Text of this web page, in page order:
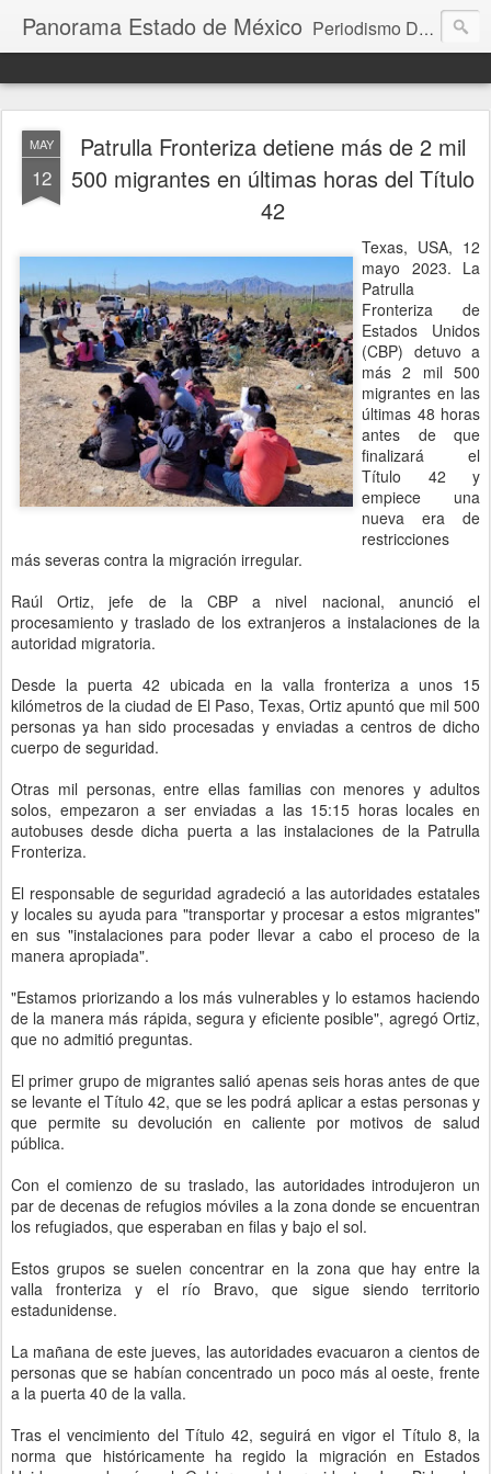
Panorama Estado de México Periodismo Digital
MAY
12
Patrulla Fronteriza detiene más de 2 mil
500 migrantes en últimas horas del Título
42
Texas, USA, 12
mayo 2023. La
Patrulla
Fronteriza de
Estados Unidos
(CBP) detuvo a
más 2 mil 500
migrantes en las
últimas 48 horas
antes de que
finalizará el
Título 42 y
empiece una
nueva era de
restricciones
más severas contra la migración irregular.
Raúl Ortiz, jefe de la CBP a nivel nacional, anunció el
procesamiento y traslado de los extranjeros a instalaciones de la
autoridad migratoria.
Desde la puerta 42 ubicada en la valla fronteriza a unos 15
kilómetros de la ciudad de El Paso, Texas, Ortiz apuntó que mil 500
personas ya han sido procesadas y enviadas a centros de dicho
cuerpo de seguridad.
Otras mil personas, entre ellas familias con menores y adultos
solos, empezaron a ser enviadas a las 15:15 horas locales en
autobuses desde dicha puerta a las instalaciones de la Patrulla
Fronteriza.
El responsable de seguridad agradeció a las autoridades estatales
y locales su ayuda para "transportar y procesar a estos migrantes"
en sus "instalaciones para poder llevar a cabo el proceso de la
manera apropiada".
"Estamos priorizando a los más vulnerables y lo estamos haciendo
de la manera más rápida, segura y eficiente posible", agregó Ortiz,
que no admitió preguntas.
El primer grupo de migrantes salió apenas seis horas antes de que
se levante el Título 42, que se les podrá aplicar a estas personas y
que permite su devolución en caliente por motivos de salud
pública.
Con el comienzo de su traslado, las autoridades introdujeron un
par de decenas de refugios móviles a la zona donde se encuentran
los refugiados, que esperaban en filas y bajo el sol.
Estos grupos se suelen concentrar en la zona que hay entre la
valla fronteriza y el río Bravo, que sigue siendo territorio
estadunidense.
La mañana de este jueves, las autoridades evacuaron a cientos de
personas que se habían concentrado un poco más al oeste, frente
a la puerta 40 de la valla.
Tras el vencimiento del Título 42, seguirá en vigor el Título 8, la
norma que históricamente ha regido la migración en Estados